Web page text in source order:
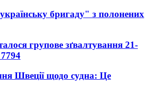
бригаду" з полонених
групове зґвалтування 21-
7794
Швеції щодо судна: Це